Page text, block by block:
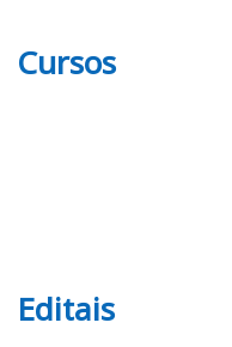
Cursos
Editais
Editais